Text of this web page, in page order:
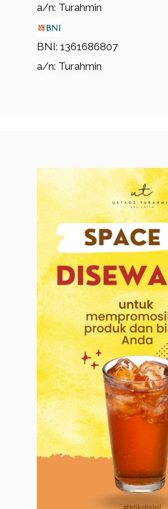
a/n: Turahmin
BNI: 1361686807
a/n: Turahmin